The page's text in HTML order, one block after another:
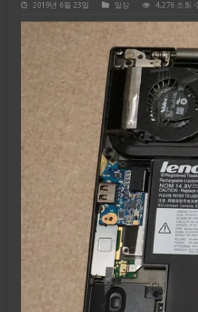
2019년 6월 23일 일상 4,276 조회